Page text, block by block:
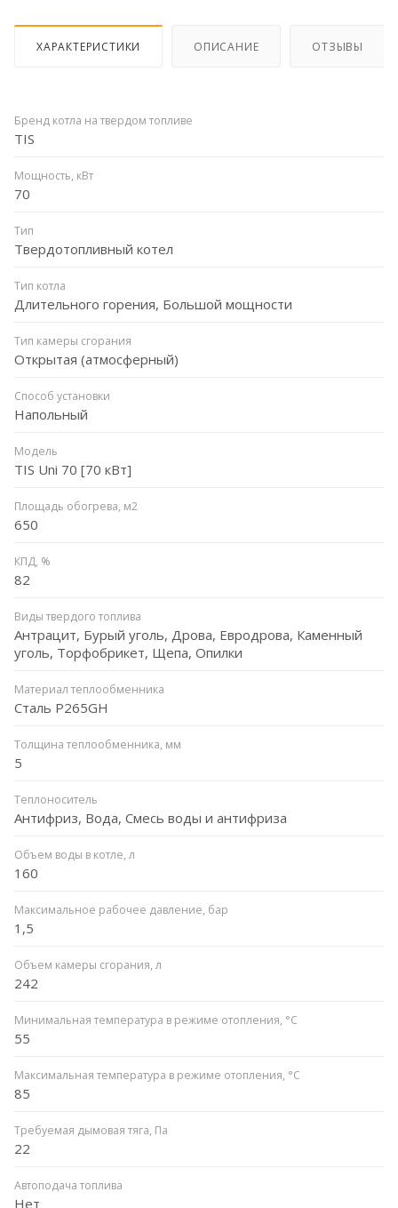
ХАРАКТЕРИСТИКИ ОПИСАНИЕ ОТЗЫВЫ
Бренд котла на твердом топливе
TIS
Мощность, кВт
70
Тип
Твердотопливный котел
Тип котла
Длительного горения, Большой мощности
Тип камеры сгорания
Открытая (атмосферный)
Способ установки
Напольный
Модель
TIS Uni 70 [70 кВт]
Площадь обогрева, м2
650
КПД, %
82
Виды твердого топлива
Антрацит, Бурый уголь, Дрова, Евродрова, Каменный
уголь, Торфобрикет, Щепа, Опилки
Материал теплообменника
Сталь P265GH
Толщина теплообменника, мм
5
Теплоноситель
Антифриз, Вода, Смесь воды и антифриза
Объем воды в котле, л
160
Максимальное рабочее давление, бар
1,5
Объем камеры сгорания, л
242
Минимальная температура в режиме отопления, °C
55
Максимальная температура в режиме отопления, °C
85
Требуемая дымовая тяга, Па
22
Автоподача топлива
Нет